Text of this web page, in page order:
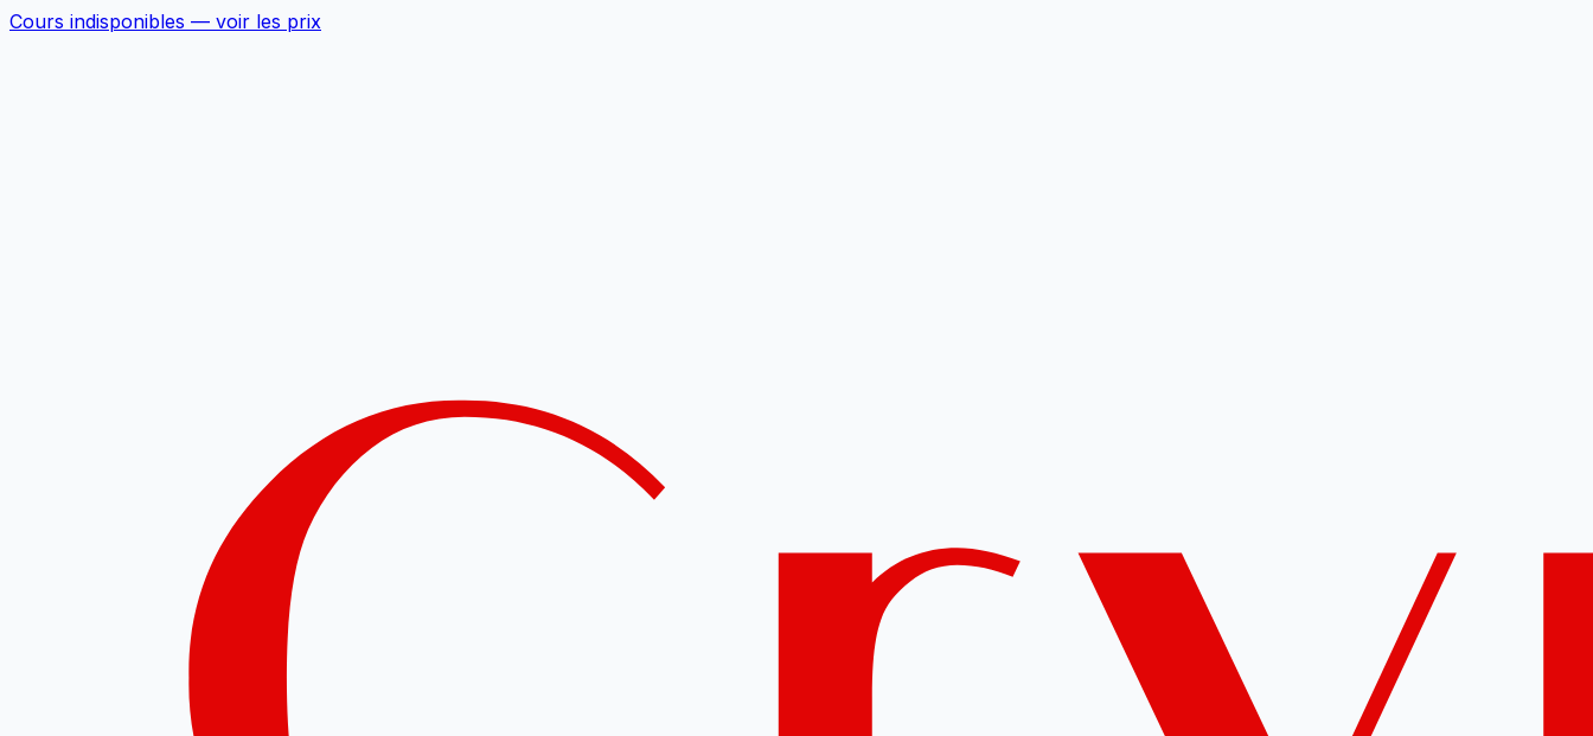
Cours indisponibles — voir les prix